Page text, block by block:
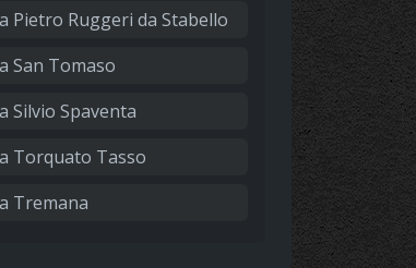
Pietro Ruggeri da Stabello
San Tomaso
Silvio Spaventa
Torquato Tasso
Tremana